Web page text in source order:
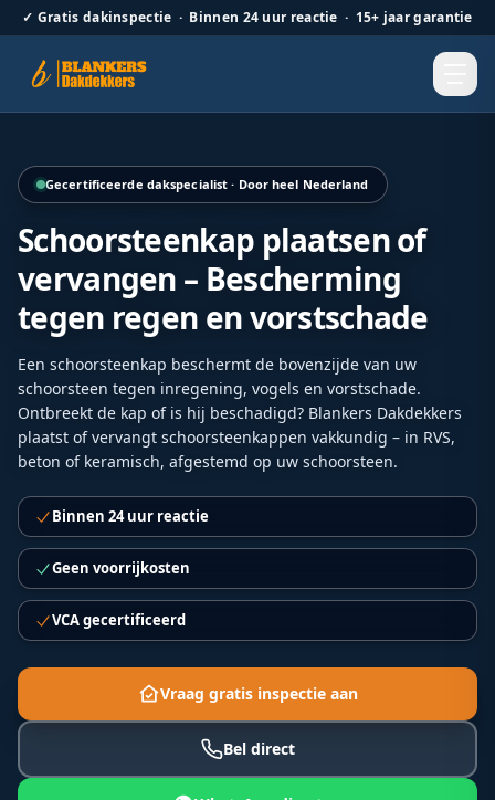
✓ Gratis dakinspectie · Binnen 24 uur reactie · 15+ jaar garantie
Gecertificeerde dakspecialist · Door heel Nederland
Schoorsteenkap plaatsen of
vervangen – Bescherming
tegen regen en vorstschade
Een schoorsteenkap beschermt de bovenzijde van uw
schoorsteen tegen inregening, vogels en vorstschade.
Ontbreekt de kap of is hij beschadigd? Blankers Dakdekkers
plaatst of vervangt schoorsteenkappen vakkundig – in RVS,
beton of keramisch, afgestemd op uw schoorsteen.
Binnen 24 uur reactie
Geen voorrijkosten
VCA gecertificeerd
Vraag gratis inspectie aan
Bel direct